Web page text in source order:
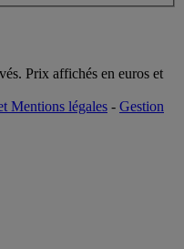
Prix affichés en euros et
Mentions légales - Gestion